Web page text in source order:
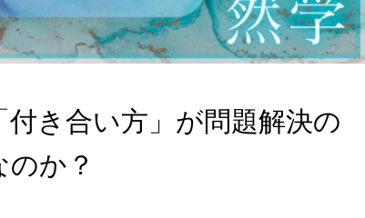
付き合い方」が問題解決の
か？